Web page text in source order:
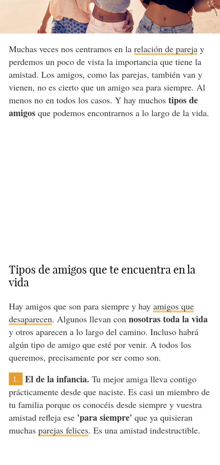
Muchas veces nos centramos en la relación de parejay
perdemos un poco de vista la importancia que tiene la
amistad. Los amigos, como las parejas, también van y
vienen, no es cierto que un amigo sea para siempre. Al
menos no en todos los casos. Y hay muchos tipos de
amigosque podemos encontrarnos a lo largo de la vida.
Tipos de amigos que te encuentra en la
vida
Hay amigos que son para siempre y hay amigos que
desaparecen. Algunos llevan con nosotras toda la vida
y otros aparecen a lo largo del camino. Incluso habrá
algún tipo de amigo que esté por venir. A todos los
queremos, precisamente por ser como son.
1. El de la infancia. Tu mejor amiga lleva contigo
prácticamente desde que naciste. Es casi un miembro de
tu familia porque os conocéis desde siempre y vuestra
amistad refleja ese 'para siempre' que ya quisieran
muchas parejas felices. Es una amistad indestructible.